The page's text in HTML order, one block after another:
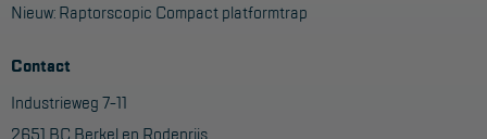
Nieuw: Raptorscopic Compact platformtrap
Contact
Industrieweg 7-11
2651 BC Berkel en Rodenrijs